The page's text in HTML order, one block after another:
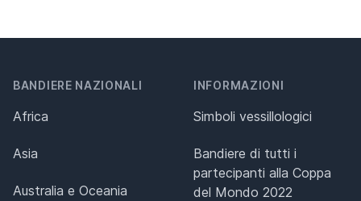
BANDIERE NAZIONALI
Africa
Asia
Australia e Oceania
INFORMAZIONI
Simboli vessillologici
Bandiere di tutti i
partecipanti alla Coppa
del Mondo 2022